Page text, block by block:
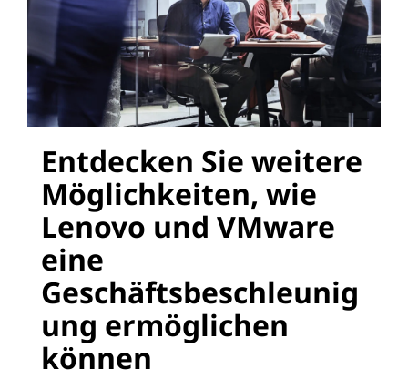
Entdecken Sie weitere
Möglichkeiten, wie
Lenovo und VMware
eine
Geschäftsbeschleunig
ung ermöglichen
können